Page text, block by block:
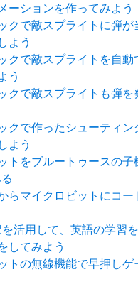
ーションを作ってみよう
クで敵スプライトに弾が
よう
クで敵スプライトを自動
う
クで敵スプライトも弾を
クで作ったシューティン
よう
トをブルートゥースの子
らマイクロビットにコー
活用して、英語の学習
してみよう
トの無線機能で早押しゲ